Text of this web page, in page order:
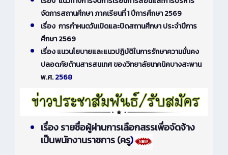
จัดการสถานศึกษา ภาคเรียนที่ 1 ปีการศึกษา 2569
เรื่อง การกำหนดวันเปิดและปิดสถานศึกษา ประจำปีการ
ศึกษา 2569
เรื่อง แนวนโยบายและแนวปฏิบัติในการรักษาความมั่นคง
ปลอดภัยด้านสารสนเทศ ของวิทยาลัยเทคนิคบางสะพาน
พ.ศ.2568
เรื่อง รายชื่อผู้ผ่านการเลือกสรรเพื่อจัดจ้าง
เป็นพนักงานราชการ (ครู)